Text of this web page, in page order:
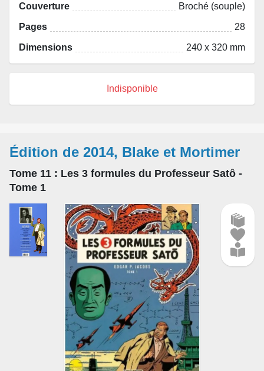
Couverture Broché (souple)
Pages 28
Dimensions 240 x 320 mm
Indisponible
Édition de 2014, Blake et Mortimer
Tome 11 : Les 3 formules du Professeur Satô -
Tome 1